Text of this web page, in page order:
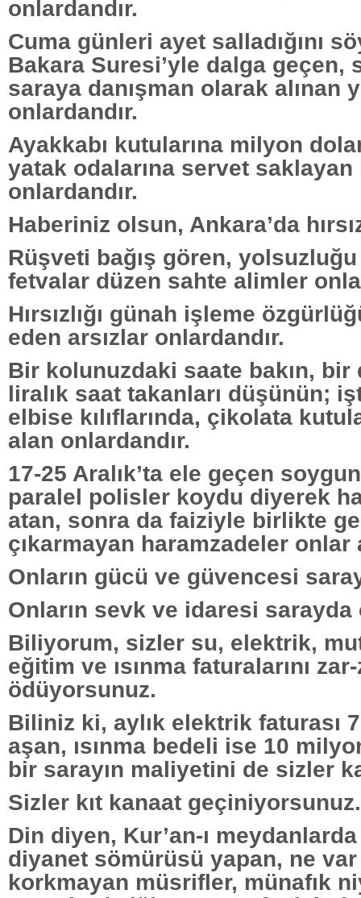
onlardandır.
Cuma günleri ayet salladığını
Bakara Suresi’yle dalga geçen,
saraya danışman olarak alınan
onlardandır.
Ayakkabı kutularına milyon
yatak odalarına servet saklayan
onlardandır.
Haberiniz olsun, Ankara’da
Rüşveti bağış gören,
fetvalar düzen sahte alimler
Hırsızlığı günah işleme
eden arsızlar onlardandır.
Bir kolunuzdaki saate bakın, bir
liralık saat takanları düşünün;
elbise kılıflarında, çikolata
alan onlardandır.
17-25 Aralık’ta ele geçen
paralel polisler koydu diyerek
atan, sonra da faiziyle birlikte
çıkarmayan haramzadeler onlar
Onların gücü ve güvencesi
Onların sevk ve idaresi sarayda
Biliyorum, sizler su, elektrik,
eğitim ve ısınma faturalarını
ödüyorsunuz.
Biliniz ki, aylık elektrik faturası
aşan, ısınma bedeli ise 10
bir sarayın maliyetini de sizler
Sizler kıt kanaat geçiniyorsunuz.
Din diyen, Kur’an-ı
diyanet sömürüsü yapan, ne var
korkmayan müsrifler, münafık